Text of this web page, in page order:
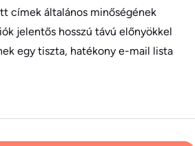
címek általános minőségének
jelentős hosszú távú előnyökkel
egy tiszta, hatékony e-mail lista